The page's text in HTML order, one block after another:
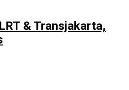
& Transjakarta,